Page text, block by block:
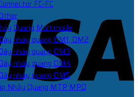
FC-FC
Quang Multimode
nhảy quang OM1, OM2
nhảy quang OM3
nhảy quang OM4
nhảy quang OM5
Nhảy Quang MTP MPO